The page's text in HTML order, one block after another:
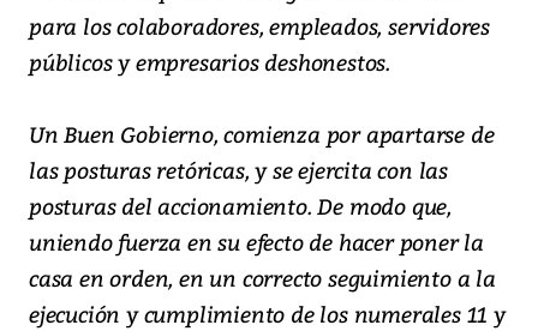
para los colaboradores, empleados, servidores
públicos y empresarios deshonestos.
Un Buen Gobierno, comienza por apartarse de
las posturas retóricas, y se ejercita con las
posturas del accionamiento. De modo que,
uniendo fuerza en su efecto de hacer poner la
casa en orden, en un correcto seguimiento a la
ejecución y cumplimiento de los numerales 11 y